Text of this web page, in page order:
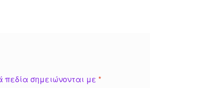
πεδία σημειώνονται με*